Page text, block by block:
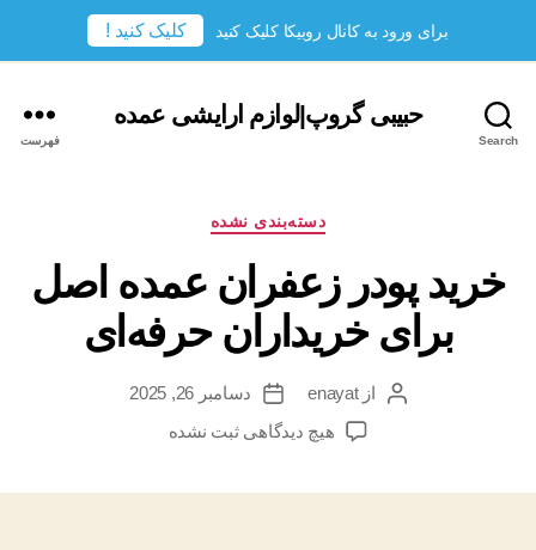
Search
حبیبی گروپ|لوازم ارایشی عمده
فهرست
دسته‌ها
دسته‌بندی نشده
خرید پودر زعفران عمده اصل
برای خریداران حرفه‌ای
نویسندهٔ
نوشته
ازenayat
تاریخ
نوشته
دسامبر 26, 2025
هیچ دیدگاهیبرای
ثبت نشده
برای ورود به کانال روبیکا کلیک کنید کلیک کنید !